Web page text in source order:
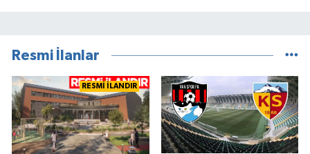
Resmi İlanlar
RESMİ İLANDIR